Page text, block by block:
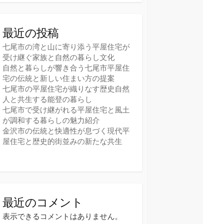
最近の投稿
七尾市の湾と山に寄り添う平屋住宅が
受け継ぐ家族と自然の暮らし文化
自然と暮らしが響き合う七尾市平屋住
宅の伝統と新しい住まい方の提案
七尾市の平屋住宅が織りなす歴史自然
人と共生する能登の暮らし
七尾市で受け継がれる平屋住宅と風土
が調和する暮らしの魅力紹介
金沢市の伝統と快適性が息づく現代平
屋住宅と歴史的街並みの新たな共生
最近のコメント
表示できるコメントはありません。